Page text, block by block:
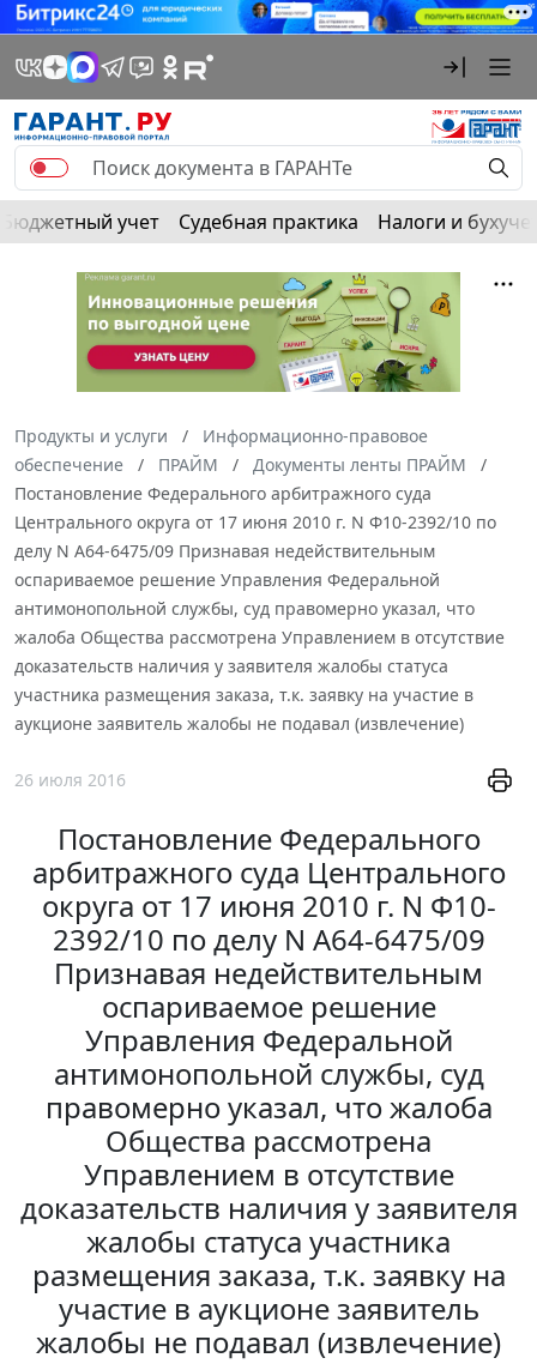
Бюджетный учет Судебная практика Налоги и
Продукты и услуги
Информационно-правовое
обеспечение
ПРАЙМ
Документы ленты ПРАЙМ
Постановление Федерального арбитражного суда
Центрального округа от 17 июня 2010 г. N Ф10-2392/10 по
делу N А64-6475/09 Признавая недействительным
оспариваемое решение Управления Федеральной
антимонопольной службы, суд правомерно указал, что
жалоба Общества рассмотрена Управлением в отсутствие
доказательств наличия у заявителя жалобы статуса
участника размещения заказа, т.к. заявку на участие в
аукционе заявитель жалобы не подавал (извлечение)
26 июля 2016
Постановление Федерального
арбитражного суда Центрального
округа от 17 июня 2010 г. N Ф10-
2392/10 по делу N А64-6475/09
Признавая недействительным
оспариваемое решение
Управления Федеральной
антимонопольной службы, суд
правомерно указал, что жалоба
Общества рассмотрена
Управлением в отсутствие
доказательств наличия у заявителя
жалобы статуса участника
размещения заказа, т.к. заявку на
участие в аукционе заявитель
жалобы не подавал (извлечение)